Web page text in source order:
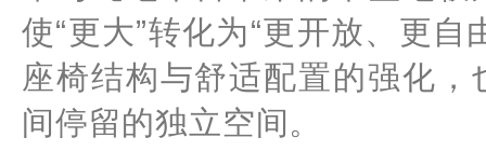
使“更大”转化为“更开放、更
座椅结构与舒适配置的强化
间停留的独立空间。